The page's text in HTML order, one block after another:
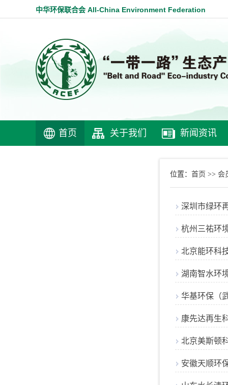
中华环保联合会 All-China Environment Federation
首页 关于我们 新闻资讯
位置： 首页 >> 会
深圳市绿环
杭州三祐环
北京能环科
湖南智水环
华基环保（
康先达再生
北京美斯顿
安徽天顺环